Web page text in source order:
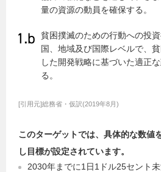
量の資源の動員を確保する。
貧困撲滅のための行動への投資
国、地域及び国際レベルで、
した開発戦略に基づいた適正
る。
[引用元]総務省・仮訳(2019年8月)
このターゲットでは、具体的な数値
し目標が設定されています。
2030年までに1日1ドル25セント